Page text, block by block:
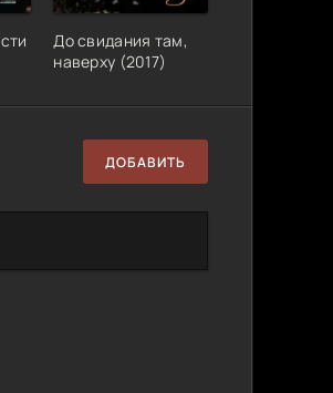
До свидания там,
наверху (2017)
ДОБАВИТЬ